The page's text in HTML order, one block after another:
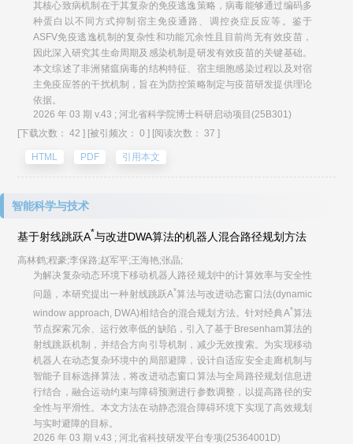
其核心致病机制在于其复杂的免疫逃逸策略，病毒能够通过编码多
种蛋白以不同方式抑制宿主免疫通路、调控炎症反应等。鉴于
ASFV免疫逃逸机制的复杂性和功能冗余性且目前尚无有效疫苗，
因此深入研究其生命周期及感染机制是研发有效疫苗的关键基础。
本文综述了非洲猪瘟病毒的结构特征、宿主细胞感染过程以及对宿
主免疫应答的干扰机制，旨在为防控策略制定与疫苗研发提供理论
依据。
2026 年 03 期 v.43 ; 河北省科学院博士科研启动项目(25B301)
[下载次数： 42 ] [被引频次： 0 ] [阅读次数： 37 ]
HTML PDF 引用本文
智能科学与技术
基于射线跳跃A*与改进DWA算法的机器人混合路径规划方法
高林鹤;程豪;李保路;赵军平;王海艳;张晶;
为解决复杂动态环境下移动机器人路径规划中的计算效率与安全性
问题，本研究提出一种射线跳跃A*算法与改进动态窗口法(dynamic
window approach, DWA)相结合的混合规划方法。针对经典A*算法
节点探索冗余、运行效率低的缺陷，引入了基于Bresenham算法的
射线跳跃机制，并结合方向引导机制，减少无效搜索。为实现移动
机器人在动态复杂环境中的局部避障，设计自适应安全走廊机制与
智能子目标选择算法，将改进动态窗口算法与全局路径规划信息进
行结合，融合运动约束与障碍预测进行参数调整，以提高路径的安
全性与平滑性。本文方法在动静态混合障碍环境下实现了高效规划
与实时避障的目标。
2026 年 03 期 v.43 ; 河北省科技研发平台专项(25364001D)